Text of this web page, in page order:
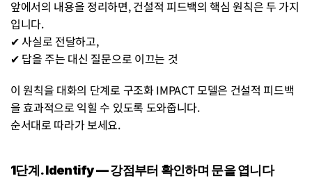
앞에서의 내용을 정리하면, 건설적 피드백의 핵심 원칙은 두 가지
입니다.
✔︎ 사실로 전달하고,
✔︎ 답을 주는 대신 질문으로 이끄는 것
이 원칙을 대화의 단계로 구조화 IMPACT 모델은 건설적 피드백
을 효과적으로 익힐 수 있도록 도와줍니다.
순서대로 따라가 보세요.
1단계. Identify — 강점부터 확인하며 문을 엽니다